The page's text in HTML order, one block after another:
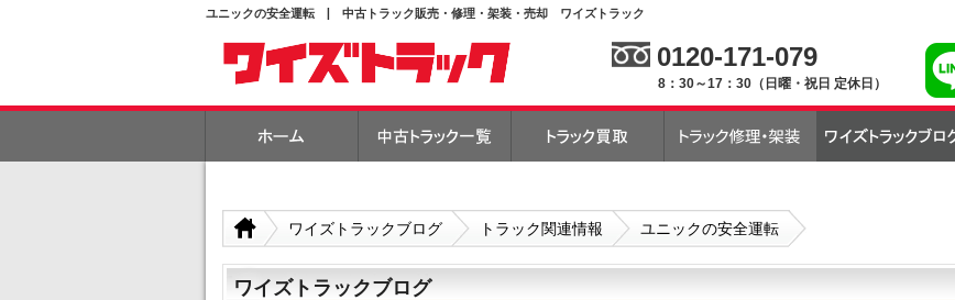
ユニックの安全運転 | 中古トラック販売・修理・架装・売却 ワイズトラック
0120-171-079
8：30～17：30（日曜・祝日 定休日）
ワイズトラックブログ トラック関連情報 ユニックの安全運転
ワイズトラックブログ